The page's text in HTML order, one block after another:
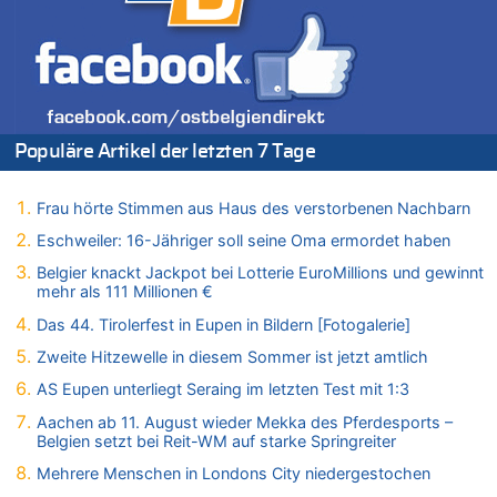
09.08.2026 - 09:11 von Werner Radermacher zu
Politischer Eklat bei der Gedenkfeier in Marcinelle – Meloni:
„Schwerwiegende und beschämende Geste“
09.08.2026 - 08:40 von Guido Scholzen zu
Leipzig, Mechernich und die Frage: Wer steckt hinter den
Drohnen mit Strengstoff? War es Russland?
09.08.2026 - 08:21 von Zuhörer zu
Belgien setzt bei Reit-WM auf starke Springreiter
09.08.2026 - 07:40 von SoSo zu
Aachen ab 11. August wieder Mekka des Pferdesports –
Belgien setzt bei Reit-WM auf starke Springreiter
09.08.2026 - 07:00 von Zuhörer zu
Leipzig, Mechernich und die Frage: Wer steckt hinter den
Drohnen mit Strengstoff? War es Russland?
09.08.2026 - 01:10 von Peter S. zu
Leipzig, Mechernich und die Frage: Wer steckt hinter den
Populäre Artikel der letzten 7 Tage
Frau hörte Stimmen aus Haus des verstorbenen Nachbarn
Eschweiler: 16-Jähriger soll seine Oma ermordet haben
Belgier knackt Jackpot bei Lotterie EuroMillions und gewinnt
mehr als 111 Millionen €
Das 44. Tirolerfest in Eupen in Bildern [Fotogalerie]
Zweite Hitzewelle in diesem Sommer ist jetzt amtlich
AS Eupen unterliegt Seraing im letzten Test mit 1:3
Aachen ab 11. August wieder Mekka des Pferdesports –
Belgien setzt bei Reit-WM auf starke Springreiter
Mehrere Menschen in Londons City niedergestochen